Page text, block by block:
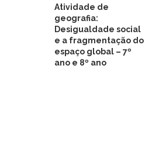
Atividade de
geografia:
Desigualdade social
e a fragmentação do
espaço global – 7º
ano e 8º ano